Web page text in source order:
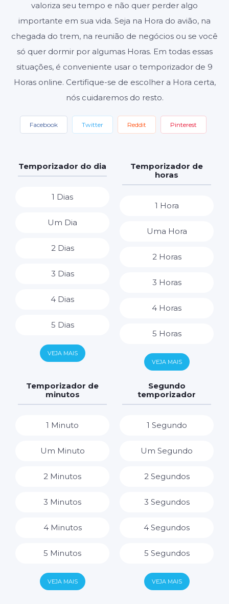
valoriza seu tempo e não quer perder algo
importante em sua vida. Seja na Hora do avião, na
chegada do trem, na reunião de negócios ou se você
só quer dormir por algumas Horas. Em todas essas
situações, é conveniente usar o temporizador de 9
Horas online. Certifique-se de escolher a Hora certa,
nós cuidaremos do resto.
Facebook Twitter Reddit Pinterest
Temporizador do dia
1 Dias
Um Dia
2 Dias
3 Dias
4 Dias
5 Dias
6 Dias
VEJA MAIS
Temporizador de
horas
1 Hora
Uma Hora
2 Horas
3 Horas
4 Horas
5 Horas
6 Horas
7 Horas
15 Horas
VEJA MAIS
Temporizador de
minutos
1 Minuto
Um Minuto
2 Minutos
3 Minutos
4 Minutos
5 Minutos
6 Minutos
VEJA MAIS
Segundo
temporizador
1 Segundo
Um Segundo
2 Segundos
3 Segundos
4 Segundos
5 Segundos
6 Segundos
VEJA MAIS
Configurações